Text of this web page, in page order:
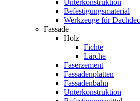
Unterkonstruktion
Befestigungsmaterial
Werkzeuge für
Fassade
Holz
Fichte
Lärche
Faserzement
Fassadenplatten
Fassadenbahn
Unterkonstruktion